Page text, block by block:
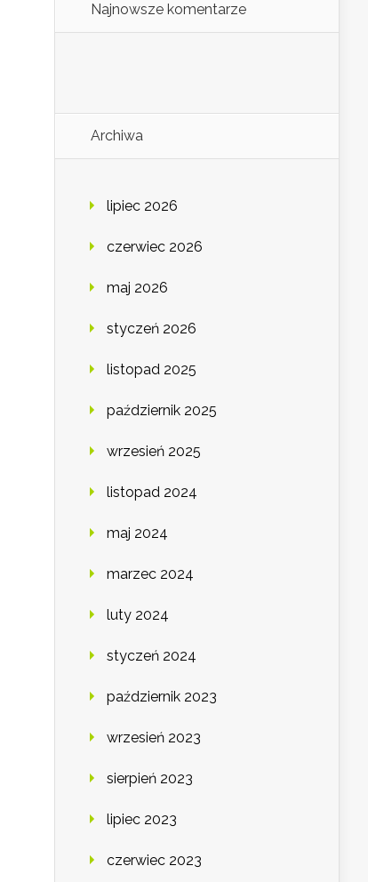
Najnowsze komentarze
Archiwa
lipiec 2026
czerwiec 2026
maj 2026
styczeń 2026
listopad 2025
październik 2025
wrzesień 2025
listopad 2024
maj 2024
marzec 2024
luty 2024
styczeń 2024
październik 2023
wrzesień 2023
sierpień 2023
lipiec 2023
czerwiec 2023